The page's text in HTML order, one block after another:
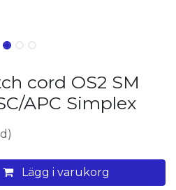
cord OS2 SM
APC Simplex
Lägg i varukorg